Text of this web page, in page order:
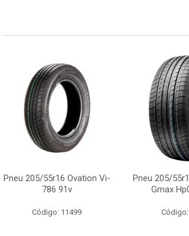
Pneu 205/55r16 Ovation Vi-
786 91v
Código: 11499
Pneu 205/
Gmax
Código: